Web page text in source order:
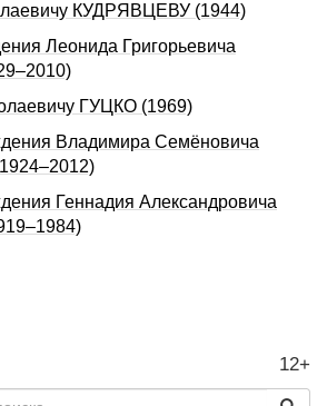
КУДРЯВЦЕВУ (1944)
Леонида Григорьевича
ГУЦКО (1969)
Владимира Семёновича
Геннадия Александровича
12+